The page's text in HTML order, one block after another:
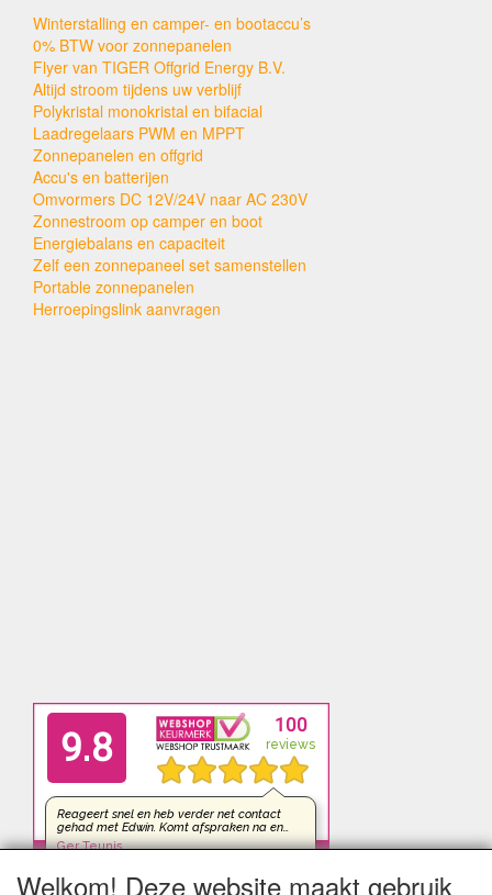
Winterstalling en camper- en bootaccu’s
0% BTW voor zonnepanelen
Flyer van TIGER Offgrid Energy B.V.
Altijd stroom tijdens uw verblijf
Polykristal monokristal en bifacial
Laadregelaars PWM en MPPT
Zonnepanelen en offgrid
Accu's en batterijen
Omvormers DC 12V/24V naar AC 230V
Zonnestroom op camper en boot
Energiebalans en capaciteit
Zelf een zonnepaneel set samenstellen
Portable zonnepanelen
Herroepingslink aanvragen
Welkom! Deze website maakt gebruik